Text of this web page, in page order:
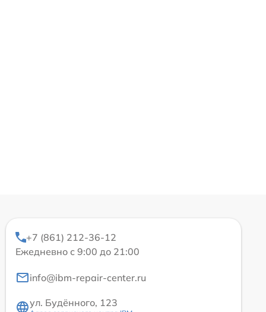
+7 (861) 212-36-12
Ежедневно с 9:00 до 21:00
info@ibm-repair-center.ru
ул. Будённого, 123